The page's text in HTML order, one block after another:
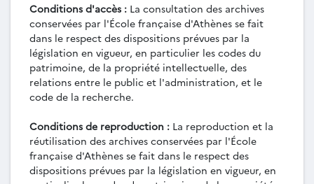
Conditions d'accès : La consultation des archives
conservées par l'École française d'Athènes se fait
dans le respect des dispositions prévues par la
législation en vigueur, en particulier les codes du
patrimoine, de la propriété intellectuelle, des
relations entre le public et l'administration, et le
code de la recherche.
Conditions de reproduction : La reproduction et la
réutilisation des archives conservées par l'École
française d'Athènes se fait dans le respect des
dispositions prévues par la législation en vigueur, en